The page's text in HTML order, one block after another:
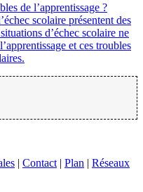
de l’apprentissage ?
scolaire présentent des
d’échec scolaire ne
et ces troubles
| Contact | Plan | Réseaux